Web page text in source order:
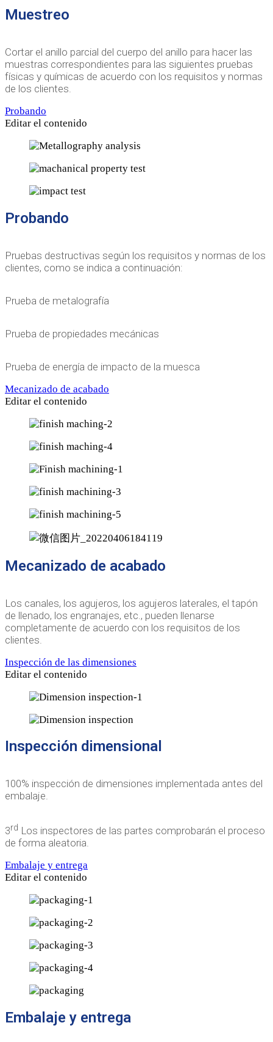
Muestreo
Cortar el anillo parcial del cuerpo del anillo para hacer las
muestras correspondientes para las siguientes pruebas
físicas y químicas de acuerdo con los requisitos y normas
de los clientes.
Probando
Editar el contenido
Probando
Pruebas destructivas según los requisitos y normas de los
clientes, como se indica a continuación:
Prueba de metalografía
Prueba de propiedades mecánicas
Prueba de energía de impacto de la muesca
Mecanizado de acabado
Editar el contenido
Mecanizado de acabado
Los canales, los agujeros, los agujeros laterales, el tapón
de llenado, los engranajes, etc., pueden llenarse
completamente de acuerdo con los requisitos de los
clientes.
Inspección de las dimensiones
Editar el contenido
Inspección dimensional
100% inspección de dimensiones implementada antes del
embalaje.
3rd Los inspectores de las partes comprobarán el proceso
de forma aleatoria.
Embalaje y entrega
Editar el contenido
Embalaje y entrega